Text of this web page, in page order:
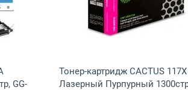
Голубой 700стр, GG-W2071A
товар: Тонер-картридж G&G 117A Лазерный
GG-
Открыть
Тонер-картридж CACTUS 117X
Лазерный Пурпурный